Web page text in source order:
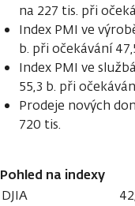
na 227 tis. při
Index PMI ve
b. při očekávání
Index PMI ve
55,3 b. při
Prodeje nových
720 tis.
Pohled na indexy
DJIA